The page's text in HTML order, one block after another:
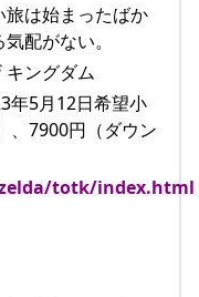
旅は始まったばか
配がない。
キングダム
年5月12日希望小
、7900円（ダウン
totk/index.html